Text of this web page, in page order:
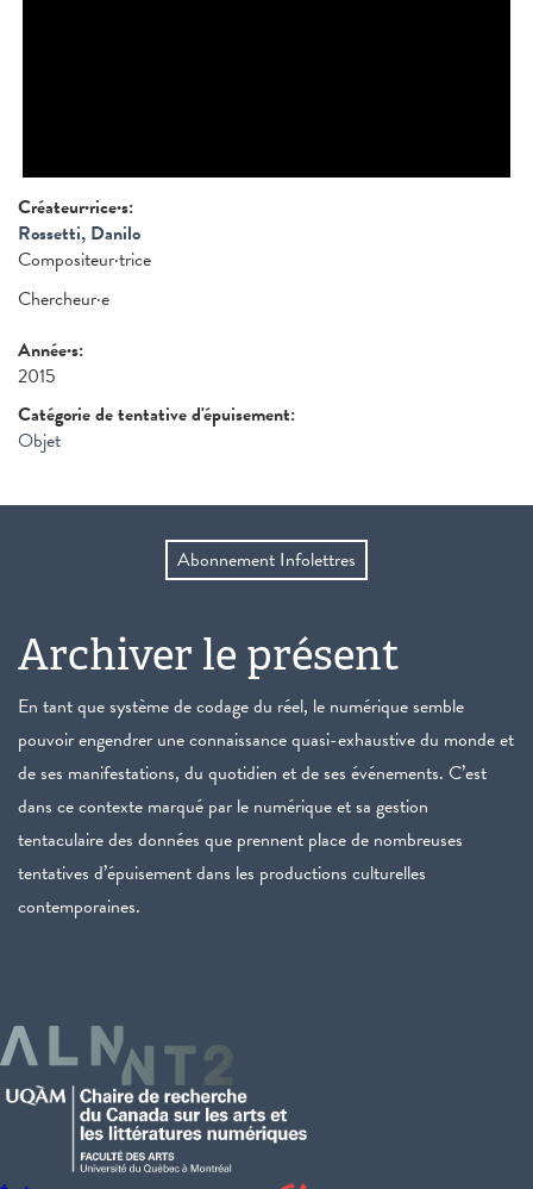
Créateur·rice·s:
Rossetti, Danilo
Compositeur·trice
Chercheur·e
Année·s:
2015
Catégorie de tentative d'épuisement:
Objet
Abonnement Infolettres
Archiver le présent
En tant que système de codage du réel, le numérique semble
pouvoir engendrer une connaissance quasi-exhaustive du monde et
de ses manifestations, du quotidien et de ses événements. C’est
dans ce contexte marqué par le numérique et sa gestion
tentaculaire des données que prennent place de nombreuses
tentatives d’épuisement dans les productions culturelles
contemporaines.